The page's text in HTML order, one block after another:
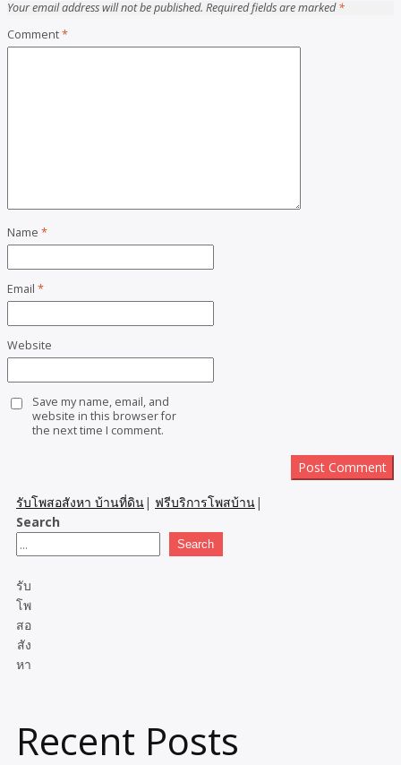
Your email address will not be published. Required fields are marked*
Comment*
Name *
Email *
Website
Save my name, email, and
website in this browser for
the next time I comment.
รับโพสอสังหา บ้านที่ดิน| ฟรีบริการโพสบ้าน|
Search
Search
รับ
โพ
สอ
สัง
หา
Recent Posts